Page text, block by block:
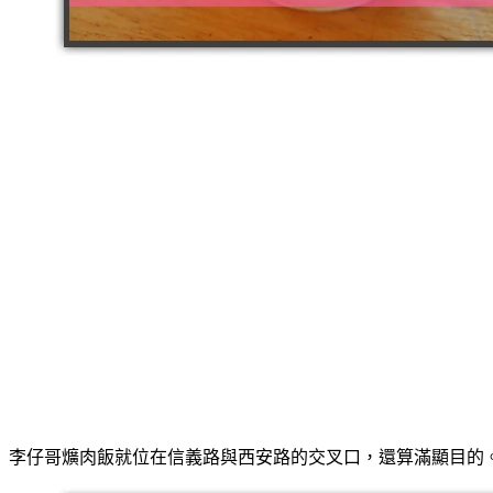
李仔哥爌肉飯就位在信義路與西安路的交叉口，還算滿顯目的